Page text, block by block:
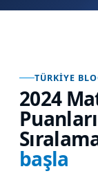
TÜRKIYE
2024
başla